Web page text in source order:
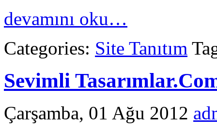
devamını oku…
Categories: Site Tanıtım
Sevimli
Çarşamba, 01 Ağu 2012